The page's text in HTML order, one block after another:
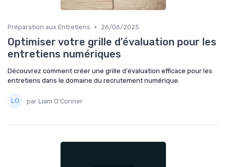
Préparation aux Entretiens • 26/06/2025
Optimiser votre grille d'évaluation pour les
entretiens numériques
Découvrez comment créer une grille d'évaluation efficace pour les
entretiens dans le domaine du recrutement numérique.
par Liam O'Conner